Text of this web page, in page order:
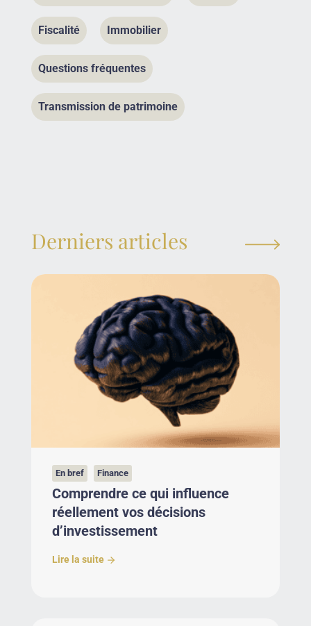
Fiscalité Immobilier
Questions fréquentes
Transmission de patrimoine
Derniers articles
Comprendre ce qui influence
réellement vos décisions
d’investissement
En bref Finance
Lire la suite